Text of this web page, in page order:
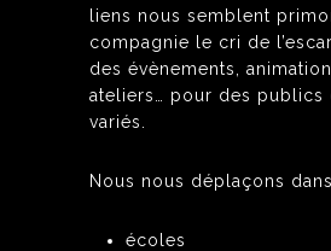
liens nous semblent
compagnie le cri de
des évènements,
ateliers… pour des publics
variés.
Nous nous déplaçons
écoles